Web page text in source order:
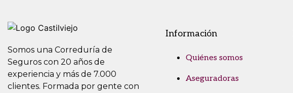
Somos una Correduría de
Seguros con 20 años de
experiencia y más de 7.000
clientes. Formada por gente con
Información
Quiénes somos
Aseguradoras